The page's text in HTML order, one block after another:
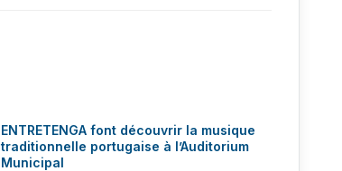
ENTRETENGA font découvrir la musique
traditionnelle portugaise à l’Auditorium
Municipal